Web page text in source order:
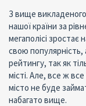
З вище
нашої країни за
мегаполісі
свою популярність,
рейтингу, так як
місті. Але, все ж
місто не буде
набагато вище.